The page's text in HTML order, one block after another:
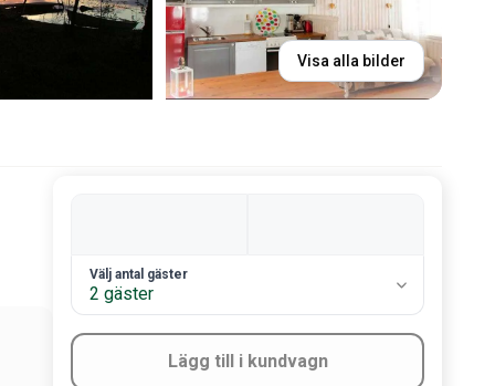
Visa alla bilder
2. Antal gäster
Välj antal gäster
2 gäster
Lägg till i kundvagn